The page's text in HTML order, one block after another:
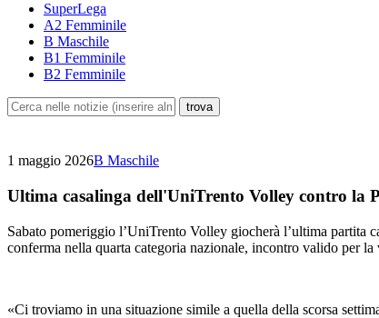
SuperLega
A2 Femminile
B Maschile
B1 Femminile
B2 Femminile
1 maggio 2026B Maschile
Ultima casalinga dell'UniTrento Volley contro la
Sabato pomeriggio l’UniTrento Volley giocherà l’ultima partita
conferma nella quarta categoria nazionale, incontro valido per
«Ci troviamo in una situazione simile a quella della scorsa